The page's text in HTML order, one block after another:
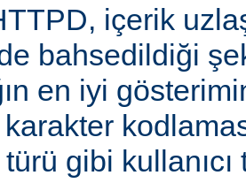
içerik
bahsedildiği
en iyi
karakter
gibi